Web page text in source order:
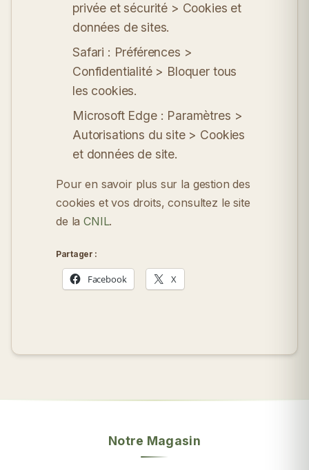
privée et sécurité > Cookies et
données de sites.
Safari : Préférences >
Confidentialité > Bloquer tous
les cookies.
Microsoft Edge : Paramètres >
Autorisations du site > Cookies
et données de site.
Pour en savoir plus sur la gestion des
cookies et vos droits, consultez le site
de laCNIL.
Partager :
Facebook X
Notre Magasin